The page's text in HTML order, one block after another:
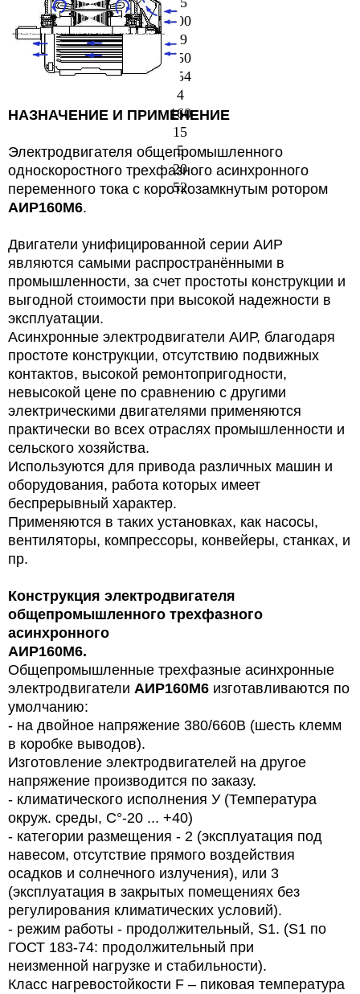
300
19
250
254
4
160
15
5
20
52
НАЗНАЧЕНИЕ И ПРИМЕНЕНИЕ
Электродвигателя общепромышленного
односкоростного трехфазного асинхронного
переменного тока с короткозамкнутым ротором
АИР160М6.
Двигатели унифицированной серии АИР
являются самыми распространёнными в
промышленности, за счет простоты конструкции и
выгодной стоимости при высокой надежности в
эксплуатации.
Асинхронные электродвигатели АИР, благодаря
простоте конструкции, отсутствию подвижных
контактов, высокой ремонтопригодности,
невысокой цене по сравнению с другими
электрическими двигателями применяются
практически во всех отраслях промышленности и
сельского хозяйства.
Используются для привода различных машин и
оборудования, работа которых имеет
беспрерывный характер.
Применяются в таких установках, как насосы,
вентиляторы, компрессоры, конвейеры, станках, и
пр.
Конструкция электродвигателя
общепромышленного трехфазного
асинхронного
АИР160М6.
Общепромышленные трехфазные асинхронные
электродвигатели АИР160М6 изготавливаются по
умолчанию:
- на двойное напряжение 380/660В (шесть клемм
в коробке выводов).
Изготовление электродвигателей на другое
напряжение производится по заказу.
- климатического исполнения У (Температура
окруж. среды, C°-20 ... +40)
- категории размещения - 2 (эксплуатация под
навесом, отсутствие прямого воздействия
осадков и солнечного излучения), или 3
(эксплуатация в закрытых помещениях без
регулирования климатических условий).
- режим работы - продолжительный, S1. (S1 по
ГОСТ 183-74: продолжительный при
неизменной нагрузке и стабильности).
Класс нагревостойкости F – пиковая температура